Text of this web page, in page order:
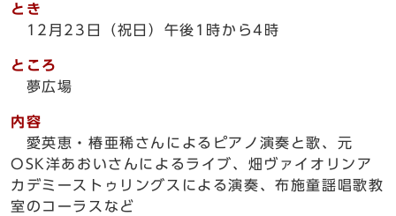
とき
12月23日（祝日）午後1時から4時
ところ
夢広場
内容
愛英恵・椿亜稀さんによるピアノ演奏と歌、元
OSK洋あおいさんによるライブ、畑ヴァイオリンア
カデミーストゥリングスによる演奏、布施童謡唱歌教
室のコーラスなど